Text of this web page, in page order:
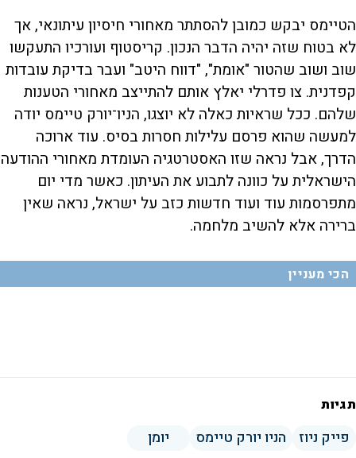
הטיימס יבקש כמובן להסתתר מאחורי חיסיון עיתונאי, אך
לא בטוח שזה יהיה הדבר הנכון. קריסטוף ועורכיו התעקשו
שוב ושוב שהטור "אומת", "דווח היטב" ועבר בדיקת עובדות
קפדנית. צו פדרלי יאלץ אותם להתייצב מאחורי הטענות
שלהם. ככל שראיות כאלה לא יוצגו, הניו־יורק טיימס יודה
למעשה שהוא פרסם עלילות חסרות בסיס. עוד ארוכה
הדרך, אבל נראה שזו האסטרטגיה העומדת מאחורי ההודעה
הישראלית על כוונה לתבוע את העיתון. כאשר מדי יום
מתפרסמות עוד ועוד חדשות כזב על ישראל, נראה שאין
ברירה אלא להשיב מלחמה.
הכי מעניין
תגיות
פייק ניוז הניו יורק טיימס יומן